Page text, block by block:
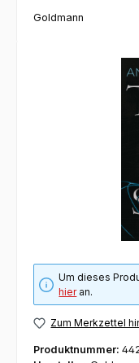
Goldmann
Um dieses
hieran.
Zum Merkzettel
Produktnummer: